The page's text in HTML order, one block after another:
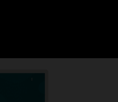
Booster